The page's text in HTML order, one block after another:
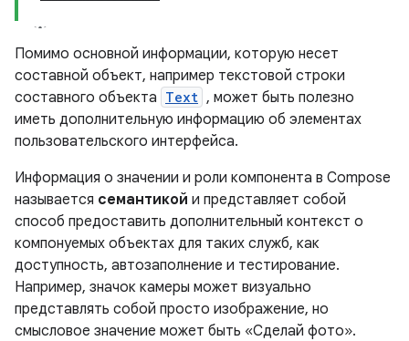
Помимо основной информации, которую несет
составной объект, например текстовой строки
составного объекта Text , может быть полезно
иметь дополнительную информацию об элементах
пользовательского интерфейса.
Информация о значении и роли компонента в Compose
называется семантикой и представляет собой
способ предоставить дополнительный контекст о
компонуемых объектах для таких служб, как
доступность, автозаполнение и тестирование.
Например, значок камеры может визуально
представлять собой просто изображение, но
смысловое значение может быть «Сделай фото».